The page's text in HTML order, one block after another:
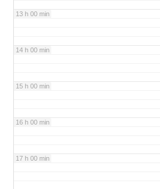
13 h 00 min
14 h 00 min
15 h 00 min
16 h 00 min
17 h 00 min